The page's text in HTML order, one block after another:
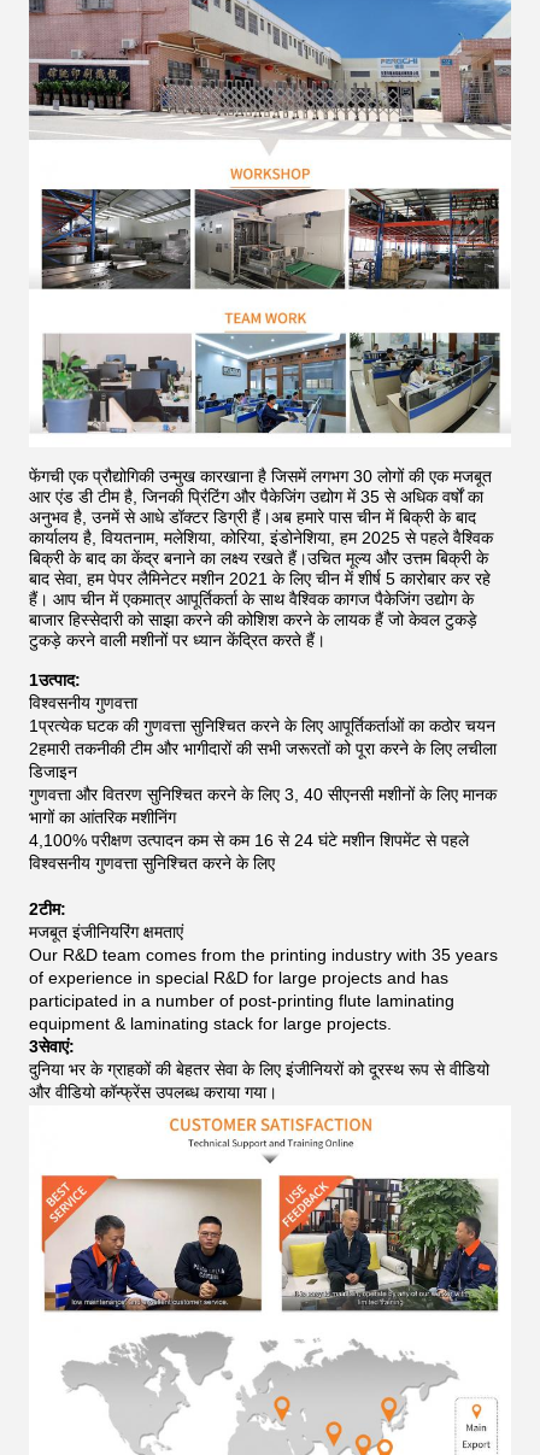
फेंगची एक प्रौद्योगिकी उन्मुख कारखाना है जिसमें लगभग 30 लोगों की एक मजबूत
आर एंड डी टीम है, जिनकी प्रिंटिंग और पैकेजिंग उद्योग में 35 से अधिक वर्षों का
अनुभव है, उनमें से आधे डॉक्टर डिग्री हैं।अब हमारे पास चीन में बिक्री के बाद
कार्यालय है, वियतनाम, मलेशिया, कोरिया, इंडोनेशिया, हम 2025 से पहले वैश्विक
बिक्री के बाद का केंद्र बनाने का लक्ष्य रखते हैं।उचित मूल्य और उत्तम बिक्री के
बाद सेवा, हम पेपर लैमिनेटर मशीन 2021 के लिए चीन में शीर्ष 5 कारोबार कर रहे
हैं। आप चीन में एकमात्र आपूर्तिकर्ता के साथ वैश्विक कागज पैकेजिंग उद्योग के
बाजार हिस्सेदारी को साझा करने की कोशिश करने के लायक हैं जो केवल टुकड़े
टुकड़े करने वाली मशीनों पर ध्यान केंद्रित करते हैं।
1उत्पाद:
विश्वसनीय गुणवत्ता
1प्रत्येक घटक की गुणवत्ता सुनिश्चित करने के लिए आपूर्तिकर्ताओं का कठोर चयन
2हमारी तकनीकी टीम और भागीदारों की सभी जरूरतों को पूरा करने के लिए लचीला
डिजाइन
गुणवत्ता और वितरण सुनिश्चित करने के लिए 3, 40 सीएनसी मशीनों के लिए मानक
भागों का आंतरिक मशीनिंग
4,100% परीक्षण उत्पादन कम से कम 16 से 24 घंटे मशीन शिपमेंट से पहले
विश्वसनीय गुणवत्ता सुनिश्चित करने के लिए
2टीम:
मजबूत इंजीनियरिंग क्षमताएं
Our R&D team comes from the printing industry with 35 years
of experience in special R&D for large projects and has
participated in a number of post-printing flute laminating
equipment & laminating stack for large projects.
3सेवाएं:
दुनिया भर के ग्राहकों की बेहतर सेवा के लिए इंजीनियरों को दूरस्थ रूप से वीडियो
और वीडियो कॉन्फ्रेंस उपलब्ध कराया गया।